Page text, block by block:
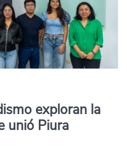
exploran la
unió Piura